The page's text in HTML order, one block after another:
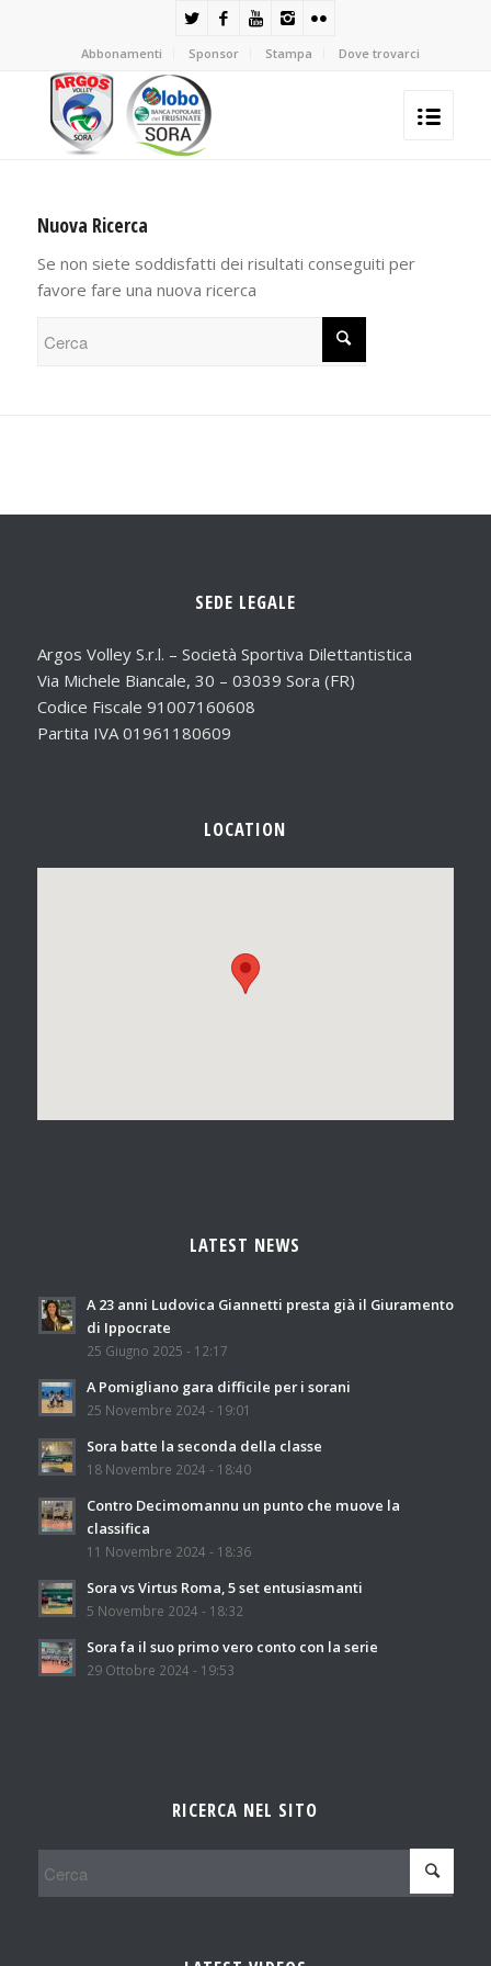
Abbonamenti Sponsor Stampa Dove trovarci
Nuova Ricerca
Se non siete soddisfatti dei risultati conseguiti per
favore fare una nuova ricerca
SEDE LEGALE
Argos Volley S.r.l. – Società Sportiva Dilettantistica
Via Michele Biancale, 30 – 03039 Sora (FR)
Codice Fiscale 91007160608
Partita IVA 01961180609
LOCATION
LATEST NEWS
A 23 anni Ludovica Giannetti presta già il Giuramento
di Ippocrate
25 Giugno 2025 - 12:17
A Pomigliano gara difficile per i sorani
25 Novembre 2024 - 19:01
Sora batte la seconda della classe
18 Novembre 2024 - 18:40
Contro Decimomannu un punto che muove la
classifica
11 Novembre 2024 - 18:36
Sora vs Virtus Roma, 5 set entusiasmanti
5 Novembre 2024 - 18:32
Sora fa il suo primo vero conto con la serie
29 Ottobre 2024 - 19:53
RICERCA NEL SITO